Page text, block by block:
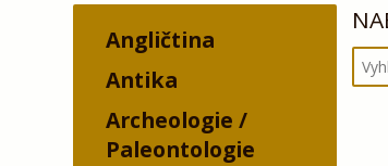
Angličtina
Antika
Archeologie /
Paleontologie